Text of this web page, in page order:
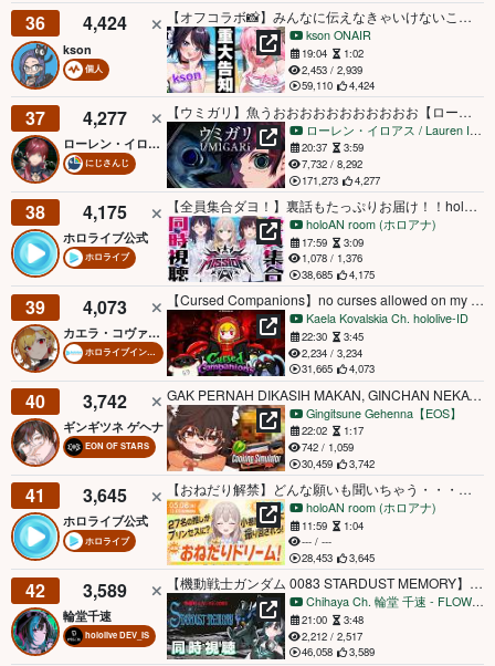
36 4,424
kson
個人
【オフコラボ📸】みんなに伝えなきゃいけないことがある【#ぐーそん】
kson ONAIR
19:04
1:02
2,453 / 2,939
59,110
4,424
37 4,277
ローレン・イロアス
にじさんじ
【ウミガリ】魚うおおおおおおおおおおお【ローレン・イロアス/にじさんじ】
ローレン・イロアス / Lauren Iroas【にじさんじ】
20:37
3:59
7,732 / 8,292
171,273
4,277
38 4,175
ホロライブ公式
ホロライブ
【全員集合ダヨ！】裏話もたっぷりお届け！！holoX Live 2026「First MISSION」同時視聴！！【夜ホロ】
holoAN room (ホロアナ)
17:59
3:09
1,078 / 1,376
38,685
4,175
39 4,073
カエラ・コヴァルスキア
ホロライブインドネシア
【Cursed Companions】no curses allowed on my stream【Kaeluarga】
Kaela Kovalskia Ch. hololive-ID
22:30
3:45
2,234 / 3,234
31,665
4,073
40 3,742
ギンギツネ ゲヘナ
EON OF STARS
GAK PERNAH DIKASIH MAKAN, GINCHAN NEKAT MASAK SENDIRI????? - COOKING SIMULATOR
Gingitsune Gehenna【EOS】
22:02
1:17
742 / 1,059
30,459
3,742
41 3,645
ホロライブ公式
ホロライブ
【おねだり解禁】どんな願いも聞いちゃう・・・？わがままボイス本日発売！【昼ホロ/花園さやか】
holoAN room (ホロアナ)
11:59
1:04
--- / ---
28,453
3,645
42 3,589
輪堂千速
hololive DEV_IS
【機動戦士ガンダム 0083 STARDUST MEMORY】1年戦争のその後？？？完全初見だ～～！【#輪堂千速 / #hololivedev_is #FLOWGLOW 】
Chihaya Ch. 輪堂 千速 - FLOW GLOW
21:00
3:48
2,212 / 2,517
46,058
3,589